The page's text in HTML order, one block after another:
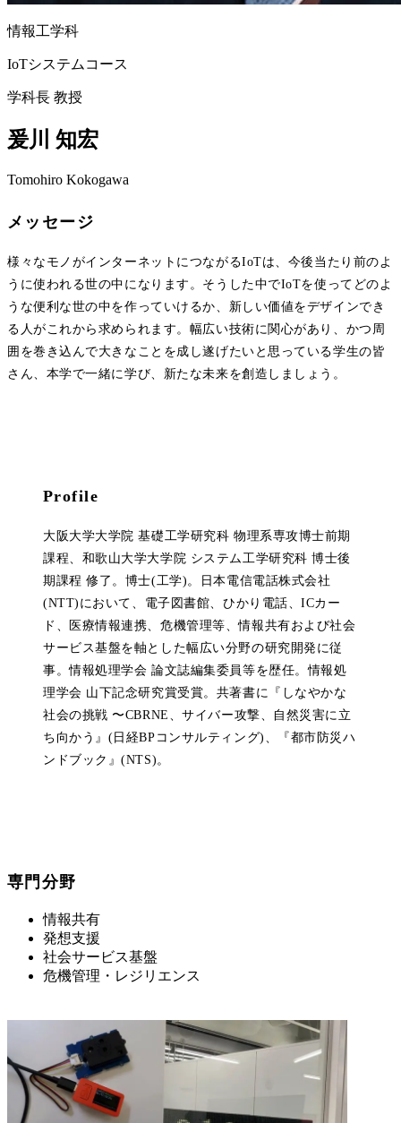
情報工学科
IoTシステムコース
学科長 教授
爰川 知宏
Tomohiro Kokogawa
メッセージ
様々なモノがインターネットにつながるIoTは、今後当たり前のよ
うに使われる世の中になります。そうした中でIoTを使ってどのよ
うな便利な世の中を作っていけるか、新しい価値をデザインでき
る人がこれから求められます。幅広い技術に関心があり、かつ周
囲を巻き込んで大きなことを成し遂げたいと思っている学生の皆
さん、本学で一緒に学び、新たな未来を創造しましょう。
Profile
大阪大学大学院 基礎工学研究科 物理系専攻博士前期
課程、和歌山大学大学院 システム工学研究科 博士後
期課程 修了。博士(工学)。日本電信電話株式会社
(NTT)において、電子図書館、ひかり電話、ICカー
ド、医療情報連携、危機管理等、情報共有および社会
サービス基盤を軸とした幅広い分野の研究開発に従
事。情報処理学会 論文誌編集委員等を歴任。情報処
理学会 山下記念研究賞受賞。共著書に『しなやかな
社会の挑戦 〜CBRNE、サイバー攻撃、自然災害に立
ち向かう』(日経BPコンサルティング)、『都市防災ハ
ンドブック』(NTS)。
専門分野
情報共有
発想支援
社会サービス基盤
危機管理・レジリエンス